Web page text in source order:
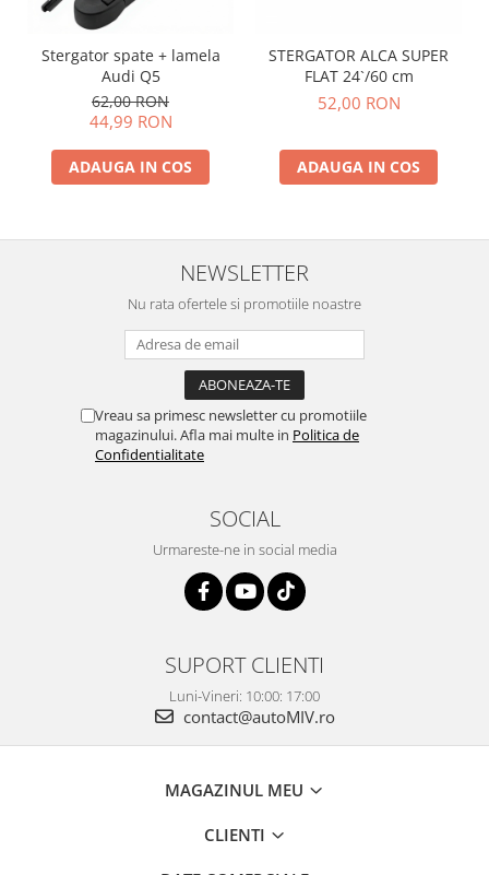
Stergator spate + lamela
Audi Q5
62,00 RON
44,99 RON
ADAUGA IN COS
STERGATOR ALCA SUPER
FLAT 24`/60 cm
52,00 RON
ADAUGA IN COS
NEWSLETTER
Nu rata ofertele si promotiile noastre
Vreau sa primesc newsletter cu promotiile
magazinului. Afla mai multe in Politica de
Confidentialitate
SOCIAL
Urmareste-ne in social media
SUPORT CLIENTI
Luni-Vineri: 10:00: 17:00
contact@autoMIV.ro
MAGAZINUL MEU
CLIENTI